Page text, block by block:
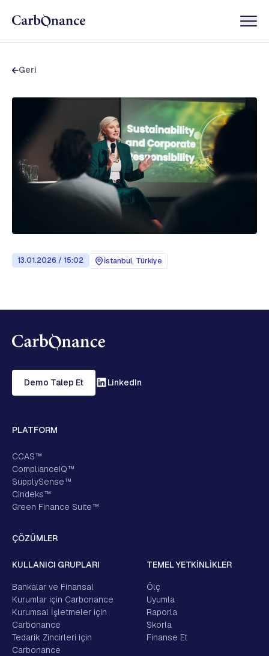
Geri
13.01.2026 / 15:02 İstanbul, Türkiye
LinkedIn
Demo Talep Et
PLATFORM
CCAS™
ComplianceIQ™
SupplySense™
Cindeks™
Green Finance Suite™
ÇÖZÜMLER
KULLANICI GRUPLARI
Bankalar ve Finansal
Kurumlar için Carbonance
Kurumsal İşletmeler için
Carbonance
Tedarik Zincirleri için
Carbonance
TEMEL YETKİNLİKLER
Ölç
Uyumla
Raporla
Skorla
Finanse Et